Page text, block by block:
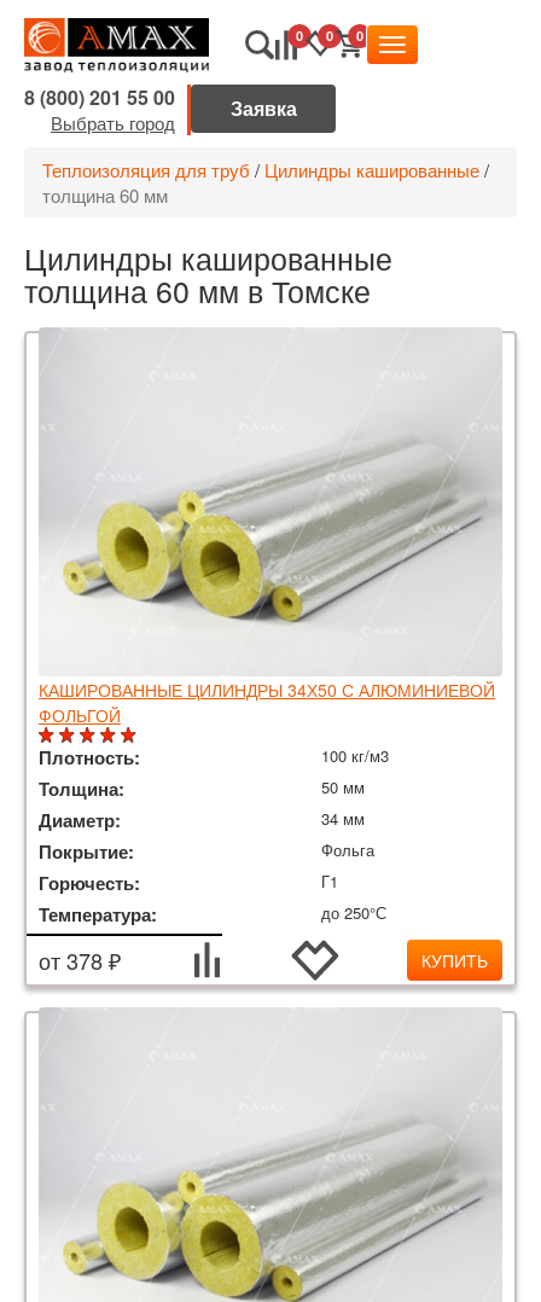
0 0 0
8 (800) 201 55 00
Выбрать город
Теплоизоляция для труб / Цилиндры кашированные/
толщина 60 мм
Цилиндры кашированные
толщина 60 мм в Томске
КАШИРОВАННЫЕ ЦИЛИНДРЫ 34Х50 С АЛЮМИНИЕВОЙ
ФОЛЬГОЙ
Плотность: 100 кг/м3
Толщина: 50 мм
Диаметр: 34 мм
Покрытие: Фольга
Горючесть: Г1
Температура: до 250°С
от 378 ₽ КУПИТЬ